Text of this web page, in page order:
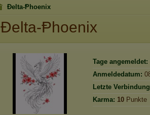
Ðelta-Ᵽhoenix
Ðelta-Ᵽhoenix
Tage angemeldet:
Anmeldedatum:
Letzte
Karma: 10 Punkte